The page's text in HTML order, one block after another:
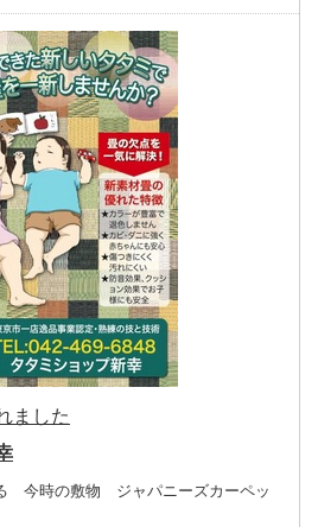
ました
時の敷物 ジャパニーズカーペッ